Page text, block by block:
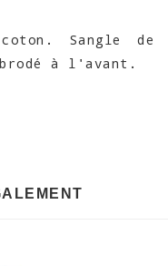
Sangle de
à l'avant.